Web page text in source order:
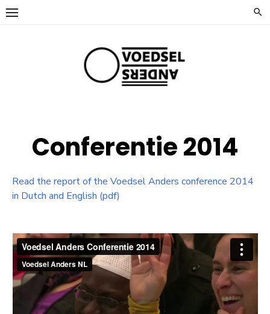
Ga
naar
Conferentie 2014
Read the report of the Voedsel Anders conference 2014
in Dutch and English (pdf)